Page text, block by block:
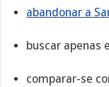
abandonar a
buscar apenas
comparar-se